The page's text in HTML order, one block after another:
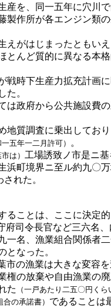
を、同一五年に穴川
製作所が各エンジン類
がはじまったともいえ
んど質的に異なる本
時下生産力拡充計画
た。
政府から公共施設費
質調査に乗出してお
一五年一二月許可）
。
市は） 工場誘致ノ市是ニ
浜町境界ニ至ル約九〇
れた。
ことは、ここに決定的
府司令長官など三六名
一名、漁業組合関係者
となった。
の漁業は大きな変容を
の放棄や自由漁業の
た
（一戸あたり二五〇円くら
合の承諾書） であることは